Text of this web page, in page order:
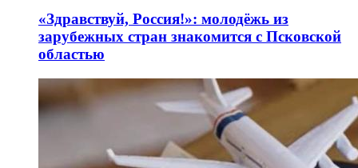
«Здравствуй, Россия!»: молодёжь из
зарубежных стран знакомится с Псковской
областью